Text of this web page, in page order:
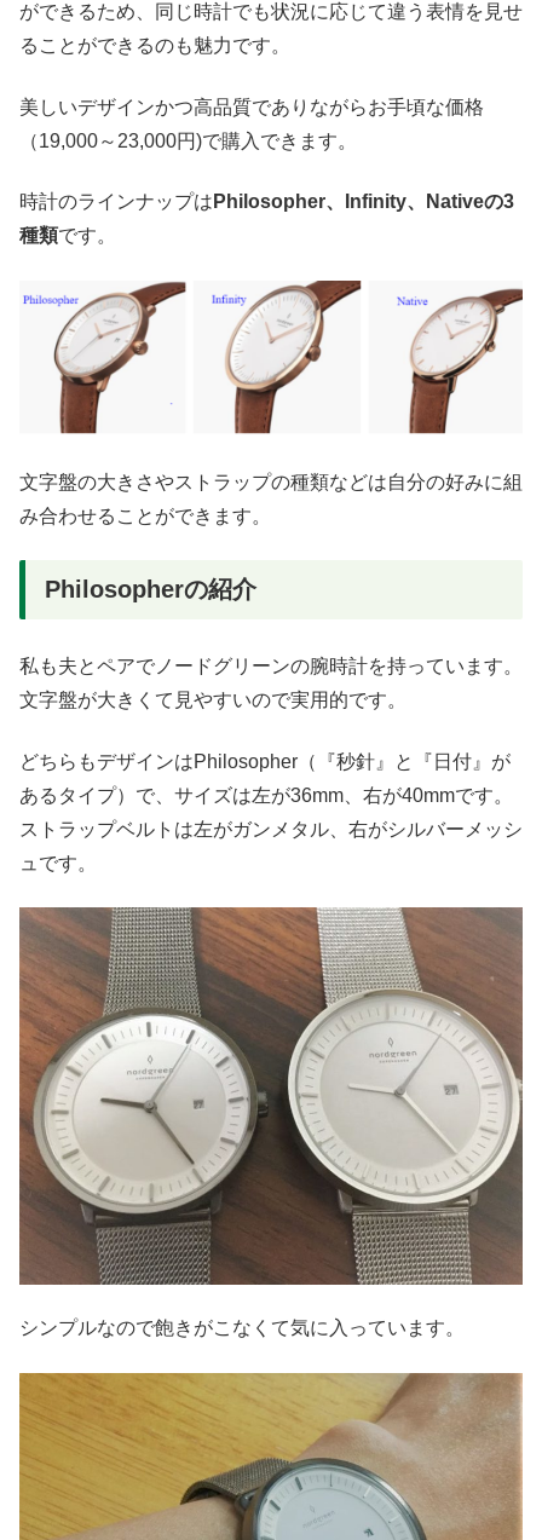
ができるため、同じ時計でも状況に応じて違う表情を見せ
ることができるのも魅力です。
美しいデザインかつ高品質でありながらお手頃な価格
（19,000～23,000円)で購入できます。
時計のラインナップは Philosopher、Infinity、Nativeの3
種類です。
文字盤の大きさやストラップの種類などは自分の好みに組
み合わせることができます。
Philosopherの紹介
私も夫とペアでノードグリーンの腕時計を持っています。
文字盤が大きくて見やすいので実用的です。
どちらもデザインはPhilosopher（『秒針』と『日付』が
あるタイプ）で、サイズは左が36mm、右が40mmです。
ストラップベルトは左がガンメタル、右がシルバーメッシ
ュです。
シンプルなので飽きがこなくて気に入っています。